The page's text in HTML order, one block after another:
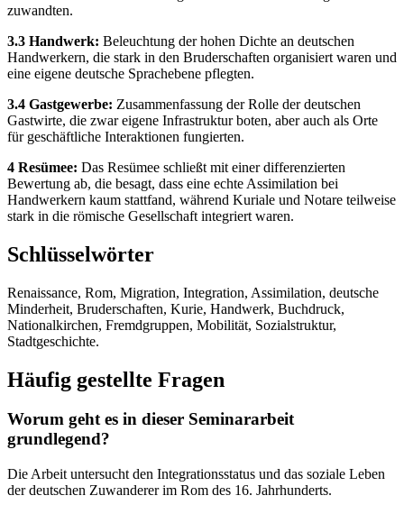
zuwandten.
3.3 Handwerk: Beleuchtung der hohen Dichte an deutschen
Handwerkern, die stark in den Bruderschaften organisiert waren und
eine eigene deutsche Sprachebene pflegten.
3.4 Gastgewerbe: Zusammenfassung der Rolle der deutschen
Gastwirte, die zwar eigene Infrastruktur boten, aber auch als Orte
für geschäftliche Interaktionen fungierten.
4 Resümee: Das Resümee schließt mit einer differenzierten
Bewertung ab, die besagt, dass eine echte Assimilation bei
Handwerkern kaum stattfand, während Kuriale und Notare teilweise
stark in die römische Gesellschaft integriert waren.
Schlüsselwörter
Renaissance, Rom, Migration, Integration, Assimilation, deutsche
Minderheit, Bruderschaften, Kurie, Handwerk, Buchdruck,
Nationalkirchen, Fremdgruppen, Mobilität, Sozialstruktur,
Stadtgeschichte.
Häufig gestellte Fragen
Worum geht es in dieser Seminararbeit
grundlegend?
Die Arbeit untersucht den Integrationsstatus und das soziale Leben
der deutschen Zuwanderer im Rom des 16. Jahrhunderts.